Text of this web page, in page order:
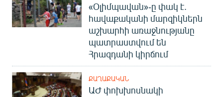
«Օլիմպավան»-ը փակ է.
հավաքականի մարզիկներն
աշխարհի առաջնությանը
պատրաստվում են
Հրազդանի կիրճում
ՔԱՂԱՔԱԿԱՆ
ԱԺ փոխխոսնակի